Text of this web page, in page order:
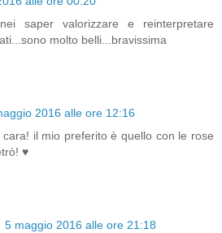
saper valorizzare e reinterpretare
molto belli...bravissima
2016 alle ore 12:16
il mio preferito è quello con le rose
♥
5 maggio 2016 alle ore 21:18